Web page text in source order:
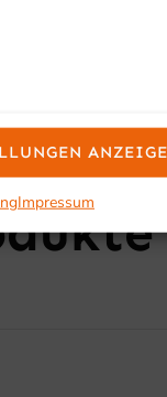
Impressum